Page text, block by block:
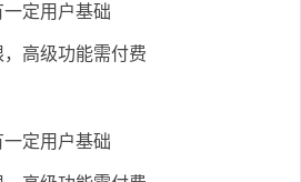
定用户基础
高级功能需付费
定用户基础